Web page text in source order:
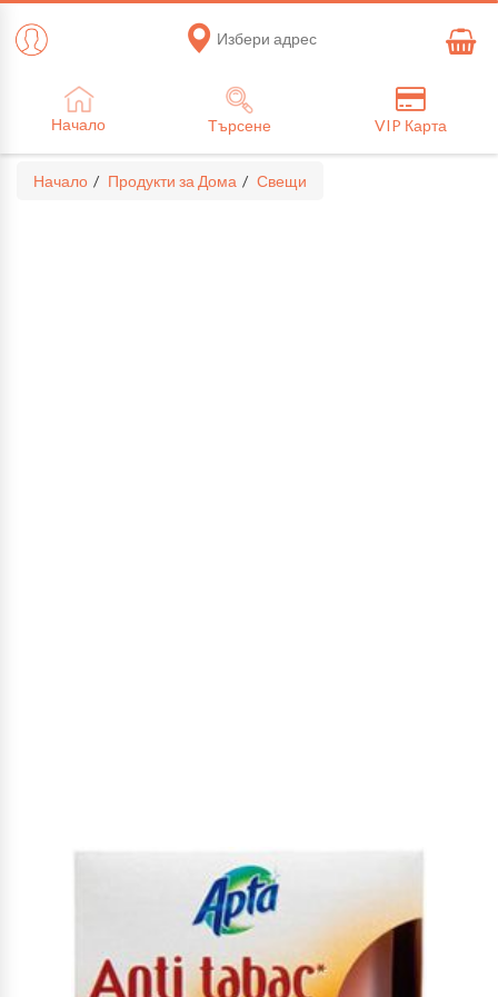
Избери адрес
Начало Търсене VIP Карта
Начало Продукти за Дома Свещи